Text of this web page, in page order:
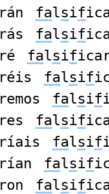
falsif
falsif
falsif
falsif
falsif
falsif
falsif
falsif
falsif